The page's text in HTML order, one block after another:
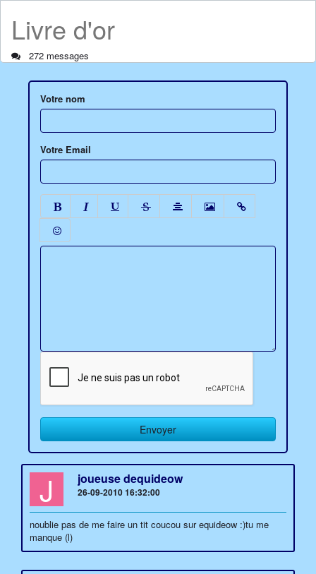
Livre d'or
272 messages
Votre nom
Votre Email
J joueuse dequideow
26-09-2010 16:32:00
noublie pas de me faire un tit coucou sur equideow :)tu me
manque (l)